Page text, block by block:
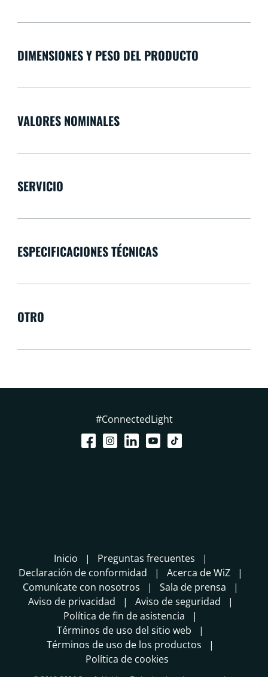
DIMENSIONES Y PESO DEL PRODUCTO
VALORES NOMINALES
SERVICIO
ESPECIFICACIONES TÉCNICAS
OTRO
#ConnectedLight
Inicio
Preguntas frecuentes
Declaración de conformidad
Acerca de WiZ
Comunícate con nosotros
Sala de prensa
Aviso de privacidad
Aviso de seguridad
Política de fin de asistencia
Términos de uso del sitio web
Términos de uso de los productos
Política de cookies